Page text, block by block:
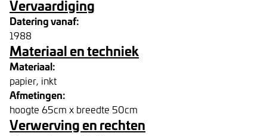
Vervaardiging
Datering vanaf:
1988
Materiaal en techniek
Materiaal:
papier, inkt
Afmetingen:
hoogte 65cm x breedte 50cm
Verwerving en rechten